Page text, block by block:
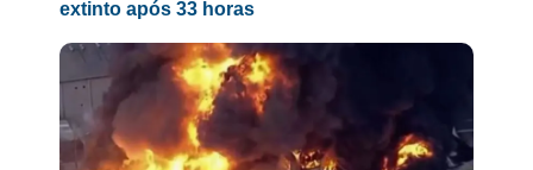
extinto após 33 horas